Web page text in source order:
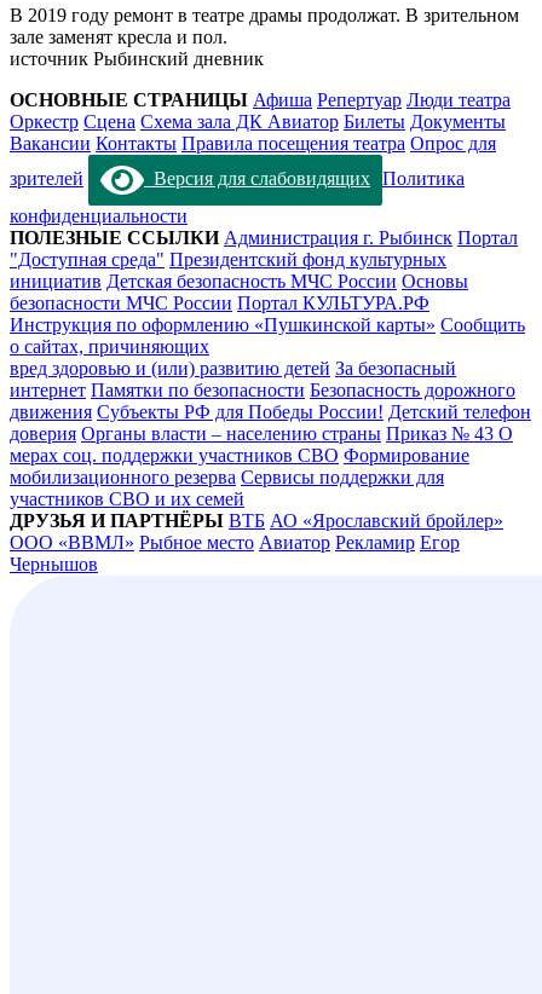
В 2019 году ремонт в театре драмы продолжат. В зрительном
зале заменят кресла и пол.
источник Рыбинский дневник
ОСНОВНЫЕ СТРАНИЦЫ Афиша Репертуар Люди театра
Оркестр Сцена Схема зала ДК Авиатор Билеты Документы
Вакансии Контакты Правила посещения театра Опрос для
зрителей
Версия для слабовидящих Политика
конфиденциальности
ПОЛЕЗНЫЕ ССЫЛКИ Администрация г. Рыбинск Портал
"Доступная среда" Президентский фонд культурных
инициатив Детская безопасность МЧС России Основы
безопасности МЧС России Портал КУЛЬТУРА.РФ
Инструкция по оформлению «Пушкинской карты» Сообщить
о сайтах, причиняющих
вред здоровью и (или) развитию детей За безопасный
интернет Памятки по безопасности Безопасность дорожного
движения Субъекты РФ для Победы России! Детский телефон
доверия Органы власти – населению страны Приказ № 43 О
мерах соц. поддержки участников СВО Формирование
мобилизационного резерва Сервисы поддержки для
участников СВО и их семей
ДРУЗЬЯ И ПАРТНЁРЫ ВТБ АО «Ярославский бройлер»
ООО «ВВМЛ» Рыбное место Авиатор Рекламир Егор
Чернышов